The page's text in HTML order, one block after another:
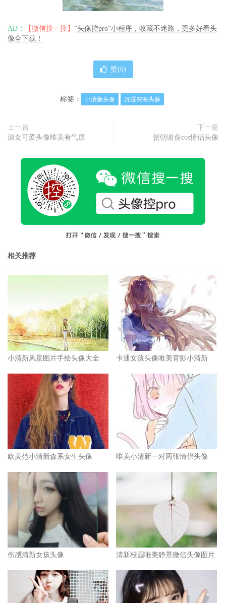
AD： 【微信搜一搜】 “头像控pro”小程序，收藏不迷路，更多好看头
像全下载！
赞(0)
标签： 小清新头像 沉浸深海头像
上一篇
淑女可爱头像唯美有气质
下一篇
贺朝谢俞cos情侣头像
相关推荐
小清新风景图片手绘头像大全 卡通女孩头像唯美背影小清新
欧美范小清新森系女生头像 唯美小清新一对两张情侣头像
伤感清新女孩头像 清新校园唯美静景微信头像图片